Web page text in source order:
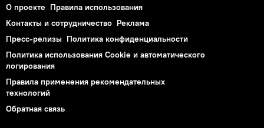
О проекте Правила использования
Контакты и сотрудничество Реклама
Пресс-релизы Политика конфиденциальности
Политика использования Cookie и автоматического
логирования
Правила применения рекомендательных
технологий
Обратная связь